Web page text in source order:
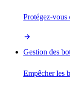
Protégez-vous
Gestion des
Empêcher les